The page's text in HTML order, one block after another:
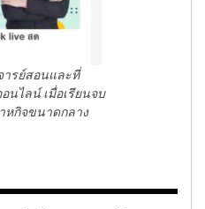
ารย์สอนและที่
นไลน์ เมื่อเรียนจบ
หกิจขนาดกลาง